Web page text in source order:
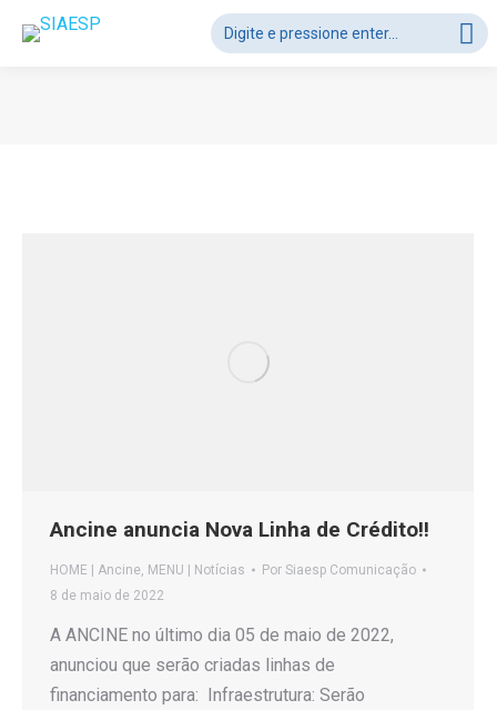
Search:
Ancine anuncia Nova Linha de Crédito!!
HOME | Ancine, MENU | Notícias Por Siaesp Comunicação
8 de maio de 2022
A ANCINE no último dia 05 de maio de 2022,
anunciou que serão criadas linhas de
financiamento para: Infraestrutura: Serão